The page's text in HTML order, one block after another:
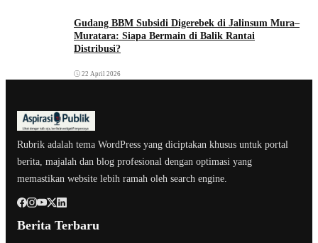
Gudang BBM Subsidi Digerebek di Jalinsum Mura–
Muratara: Siapa Bermain di Balik Rantai
Distribusi?
22 April 2026
Rubrik adalah tema WordPress yang diciptakan khusus untuk portal
berita, majalah dan blog profesional dengan optimasi yang
memastikan website lebih ramah oleh search engine.
Berita Terbaru